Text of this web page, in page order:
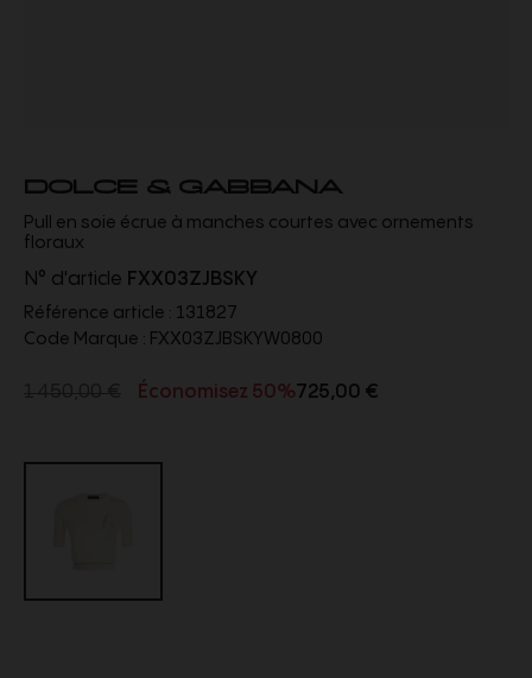
DOLCE & GABBANA
Pull en soie écrue à manches courtes avec ornements
floraux
N° d'article FXX03ZJBSKY
Référence article : 131827
Code Marque : FXX03ZJBSKYW0800
Économisez 50%725,00 €